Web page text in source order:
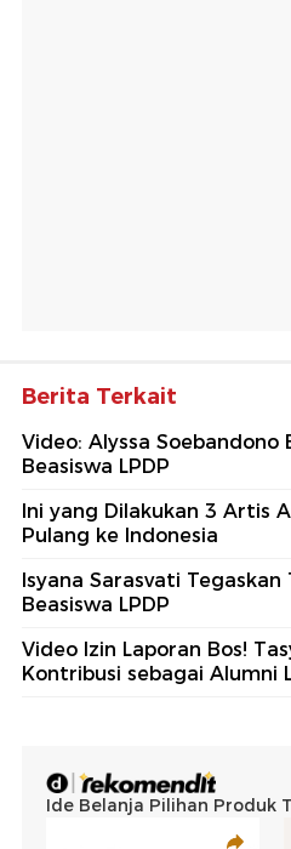
Berita Terkait
Video: Alyssa
Beasiswa LPDP
Ini yang Dilakukan 3 Artis
Pulang ke Indonesia
Isyana Sarasvati
Beasiswa LPDP
Video Izin Laporan Bos!
Kontribusi sebagai Alumni